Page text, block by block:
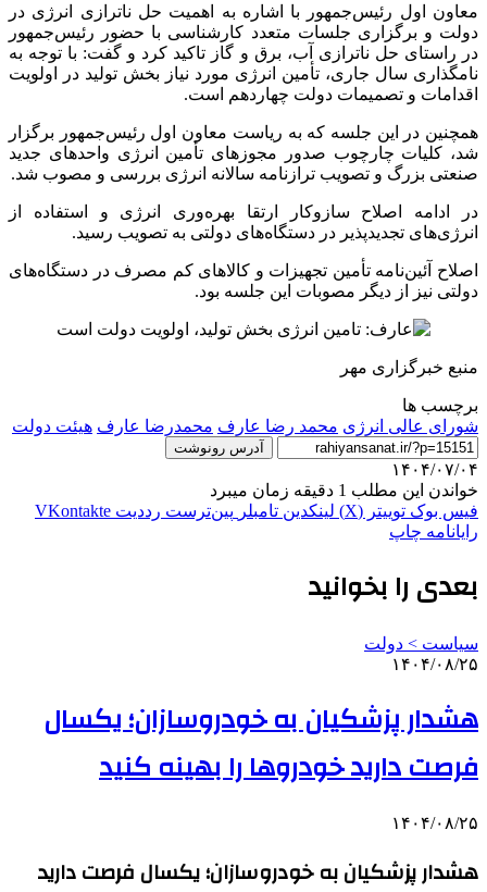
معاون اول رئیس‌جمهور با اشاره به اهمیت حل ناترازی انرژی در
دولت و برگزاری جلسات متعدد کارشناسی با حضور رئیس‌جمهور
در راستای حل ناترازی آب، برق و گاز تاکید کرد و گفت: با توجه به
نامگذاری سال جاری، تأمین انرژی مورد نیاز بخش تولید در اولویت
اقدامات و تصمیمات دولت چهاردهم است.
همچنین در این جلسه که به ریاست معاون اول رئیس‌جمهور برگزار
شد، کلیات چارچوب صدور مجوزهای تأمین انرژی واحدهای جدید
صنعتی بزرگ و تصویب ترازنامه سالانه انرژی بررسی و مصوب شد.
در ادامه اصلاح سازوکار ارتقا بهره‌وری انرژی و استفاده از
انرژی‌های تجدیدپذیر در دستگاه‌های دولتی به تصویب رسید.
اصلاح آئین‌نامه تأمین تجهیزات و کالاهای کم مصرف در دستگاه‌های
دولتی نیز از دیگر مصوبات این جلسه بود.
منبع خبرگزاری مهر
برچسب ها
شورای عالی انرژی محمد رضا عارف محمدرضا عارف هیئت دولت
آدرس رونوشت
۱۴۰۴/۰۷/۰۴
خواندن این مطلب 1 دقیقه زمان میبرد
فیس بوک توییتر (X) لینکدین ‫تامبلر ‫پین‌ترست ‫رددیت ‫VKontakte
رایانامه چاپ
بعدی را بخوانید
سیاست > دولت
۱۴۰۴/۰۸/۲۵
هشدار پزشکیان به خودروسازان؛ یکسال
فرصت دارید خودروها را بهینه کنید
۱۴۰۴/۰۸/۲۵
هشدار پزشکیان به خودروسازان؛ یکسال فرصت دارید